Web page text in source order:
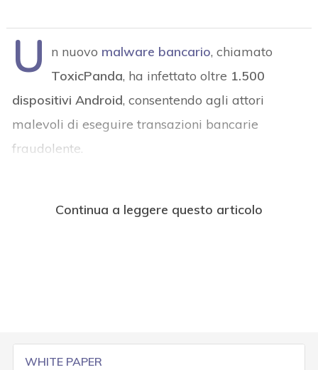
U n nuovo malware bancario, chiamato
ToxicPanda, ha infettato oltre 1.500
dispositivi Android, consentendo agli attori
malevoli di eseguire transazioni bancarie
fraudolente.
Continua a leggere questo articolo
WHITE PAPER